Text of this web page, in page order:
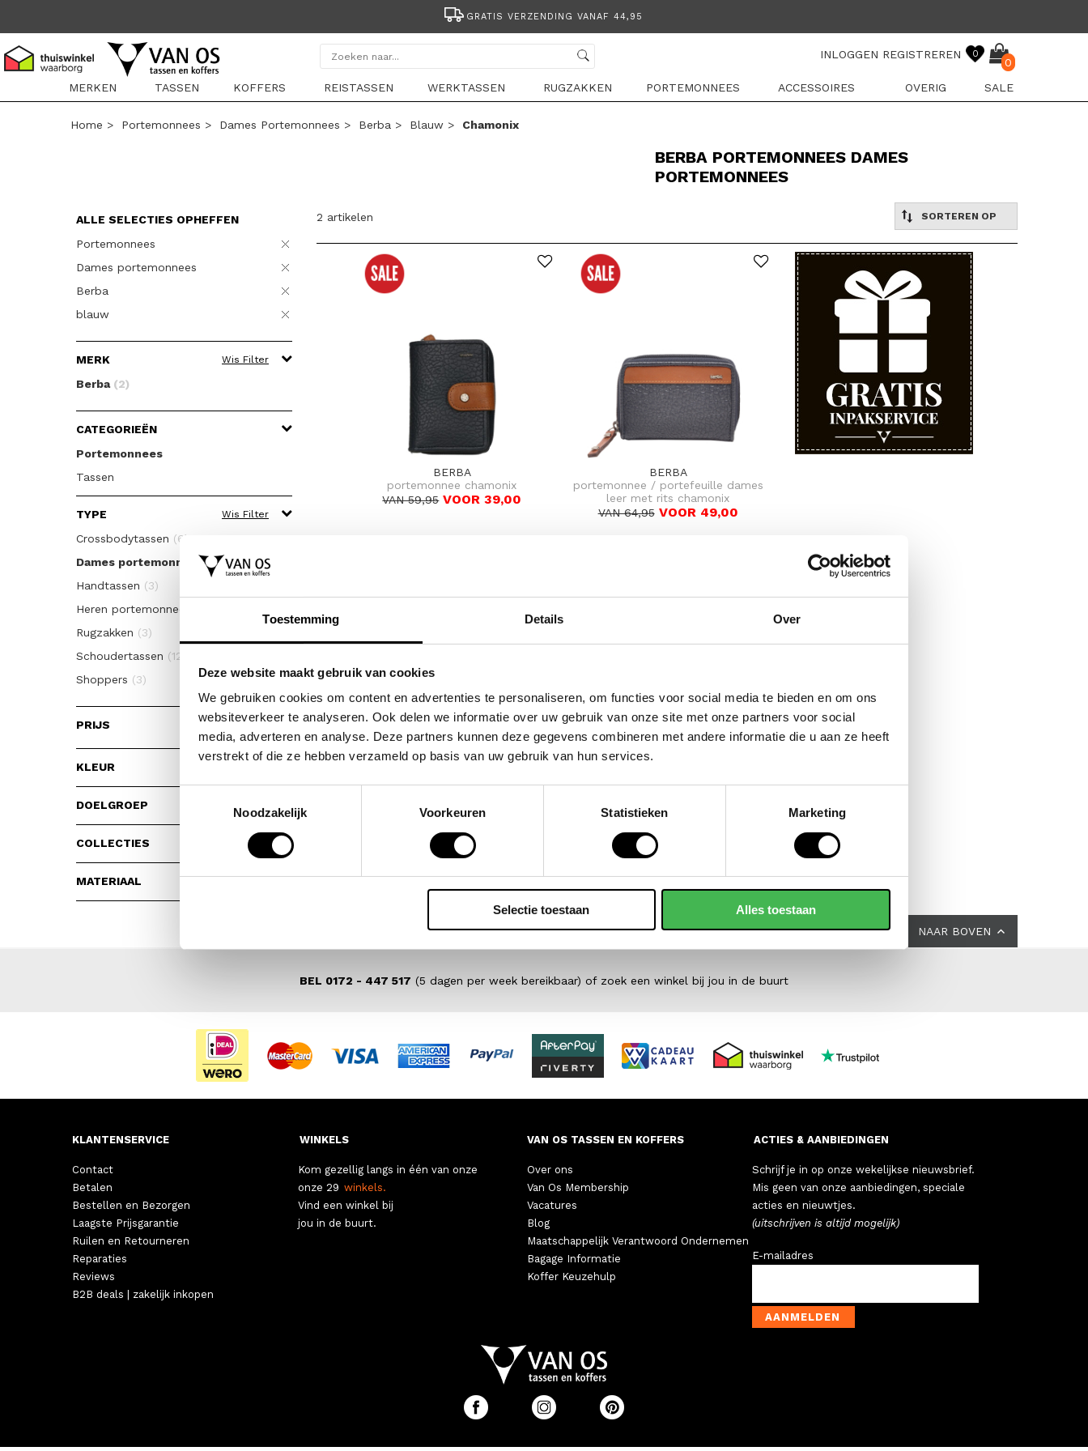
Toestemming Details Over
Deze website maakt gebruik van cookies
We gebruiken cookies om content en advertenties te personaliseren, om functies voor social media te bieden en om ons
websiteverkeer te analyseren. Ook delen we informatie over uw gebruik van onze site met onze partners voor social
media, adverteren en analyse. Deze partners kunnen deze gegevens combineren met andere informatie die u aan ze heeft
verstrekt of die ze hebben verzameld op basis van uw gebruik van hun services.
Noodzakelijk
Voorkeuren Statistieken Marketing
Selectie toestaan Alles toestaan
GRATIS VERZENDING VANAF 44,95
INLOGGEN REGISTREREN 0
0
MERKEN
TASSEN KOFFERS REISTASSEN WERKTASSEN RUGZAKKEN PORTEMONNEES ACCESSOIRES OVERIG SALE
Home > Portemonnees > Dames Portemonnees > Berba > Blauw > Chamonix
BERBA PORTEMONNEES DAMES
PORTEMONNEES
ALLE SELECTIES OPHEFFEN
Portemonnees
Dames portemonnees
Berba
blauw
MERK Wis Filter
Berba (2)
CATEGORIEËN
Portemonnees
Tassen
TYPE Wis Filter
Crossbodytassen (6)
Dames portemonnees(7)
Handtassen (3)
Heren portemonnees
Rugzakken (3)
Schoudertassen (12)
Shoppers (3)
PRIJS
KLEUR
DOELGROEP
COLLECTIES
MATERIAAL
2 artikelen SORTEREN OP
BERBA
portemonnee chamonix
VAN 59,95 VOOR 39,00
BERBA
portemonnee / portefeuille dames
leer met rits chamonix
VAN 64,95 VOOR 49,00
NAAR BOVEN
BEL 0172 - 447 517 (5 dagen per week bereikbaar) of zoek een winkel bij jou in de buurt
KLANTENSERVICE
Contact
Betalen
Bestellen en Bezorgen
Laagste Prijsgarantie
Ruilen en Retourneren
Reparaties
Reviews
B2B deals | zakelijk inkopen
WINKELS
Kom gezellig langs in één van onze
onze 29 winkels.
Vind een winkel bij
jou in de buurt.
VAN OS TASSEN EN KOFFERS
Over ons
Van Os Membership
Vacatures
Blog
Maatschappelijk Verantwoord Ondernemen
Bagage Informatie
Koffer Keuzehulp
ACTIES & AANBIEDINGEN
Schrijf je in op onze wekelijkse nieuwsbrief.
Mis geen van onze aanbiedingen, speciale
acties en nieuwtjes.
(uitschrijven is altijd mogelijk)
E-mailadres
AANMELDEN